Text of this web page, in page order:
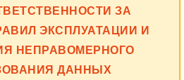
ЗА
ЭКСПЛУАТАЦИИ И
НЕПРАВОМЕРНОГО
ДАННЫХ